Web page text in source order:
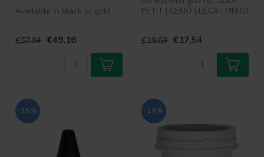
Available in black or gold
€57,84 €49,16
PETIT | CENO | LECA | PIRRO
€19,63 €17,54
-15% -10%